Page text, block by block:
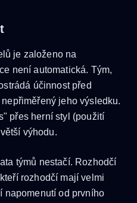
je založeno na
není automatická. Tým,
účinnost před
jeho výsledku.
přes herní styl (použití
výhodu.
týmů nestačí. Rozhodčí
rozhodčí mají velmi
napomenutí od prvního